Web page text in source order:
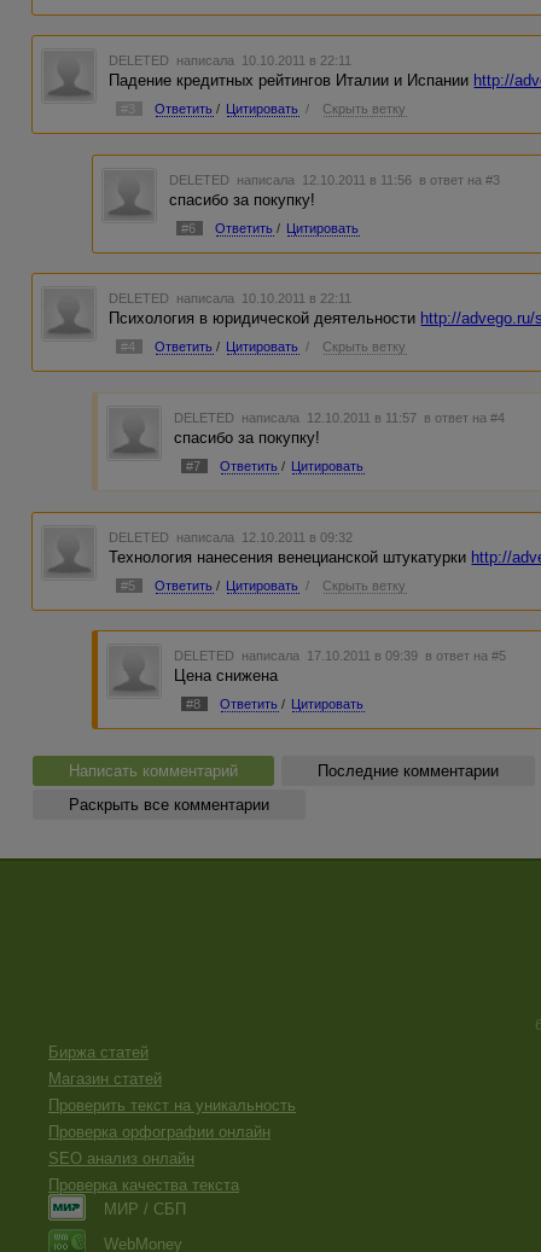
DELETED написала 10.10.2011 в 22:11
Падение кредитных рейтингов Италии и Испании http://
#3 Ответить / Цитировать / Скрыть ветку
DELETED написала 12.10.2011 в 11:56 в ответ на #3
спасибо за покупку!
#6 Ответить / Цитировать
DELETED написала 10.10.2011 в 22:11
Психология в юридической деятельности http://
#4 Ответить / Цитировать / Скрыть ветку
DELETED написала 12.10.2011 в 11:57 в ответ на #4
спасибо за покупку!
#7 Ответить / Цитировать
DELETED написала 12.10.2011 в 09:32
Технология нанесения венецианской штукатурки http://
#5 Ответить / Цитировать / Скрыть ветку
DELETED написала 17.10.2011 в 09:39 в ответ на #5
Цена снижена
#8 Ответить / Цитировать
Написать комментарий
Последние комментарии
Раскрыть все комментарии
Биржа статей
Магазин статей
Проверить текст на уникальность
Проверка орфографии онлайн
SEO анализ онлайн
Проверка качества текста
МИР / СБП
WebMoney